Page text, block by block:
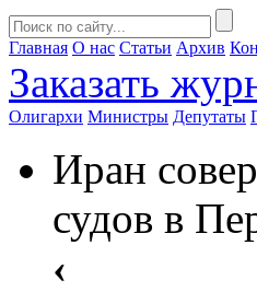
Главная О нас Статьи Архив
Заказать
Олигархи Министры Депутаты
Иран
судов в
‹